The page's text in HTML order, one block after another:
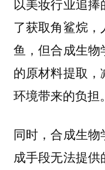
了获取角鲨烷
鱼，但合成生
的原材料提取
环境带来的负担。
同时，合成生
成手段无法提